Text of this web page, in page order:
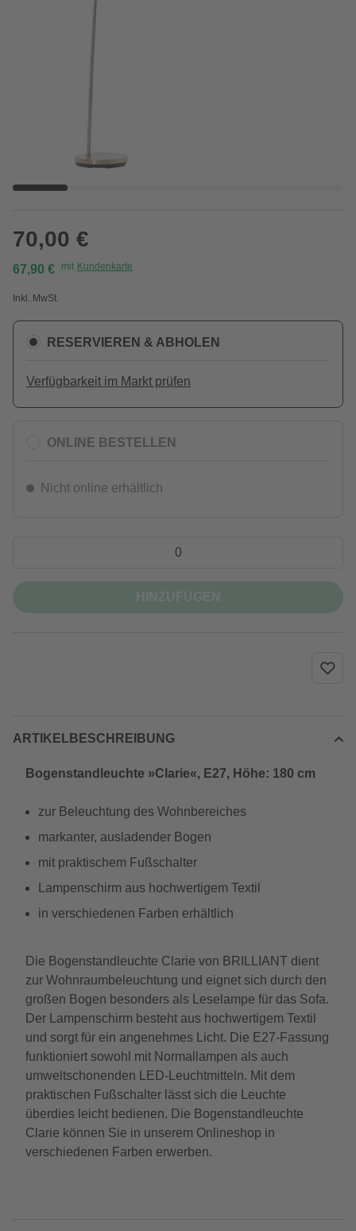
70,00 €
67,90 € mit Kundenkarte
Inkl. MwSt.
RESERVIEREN & ABHOLEN
Verfügbarkeit im Markt prüfen
ONLINE BESTELLEN
Nicht online erhältlich
ARTIKELBESCHREIBUNG
Bogenstandleuchte »Clarie«, E27, Höhe: 180 cm
zur Beleuchtung des Wohnbereiches
markanter, ausladender Bogen
mit praktischem Fußschalter
Lampenschirm aus hochwertigem Textil
in verschiedenen Farben erhältlich
Die Bogenstandleuchte Clarie von BRILLIANT dient
zur Wohnraumbeleuchtung und eignet sich durch den
großen Bogen besonders als Leselampe für das Sofa.
Der Lampenschirm besteht aus hochwertigem Textil
und sorgt für ein angenehmes Licht. Die E27-Fassung
funktioniert sowohl mit Normallampen als auch
umweltschonenden LED-Leuchtmitteln. Mit dem
praktischen Fußschalter lässt sich die Leuchte
überdies leicht bedienen. Die Bogenstandleuchte
Clarie können Sie in unserem Onlineshop in
verschiedenen Farben erwerben.